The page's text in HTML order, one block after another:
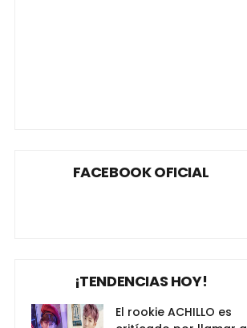
FACEBOOK OFICIAL
¡TENDENCIAS HOY!
El rookie ACHILLO es